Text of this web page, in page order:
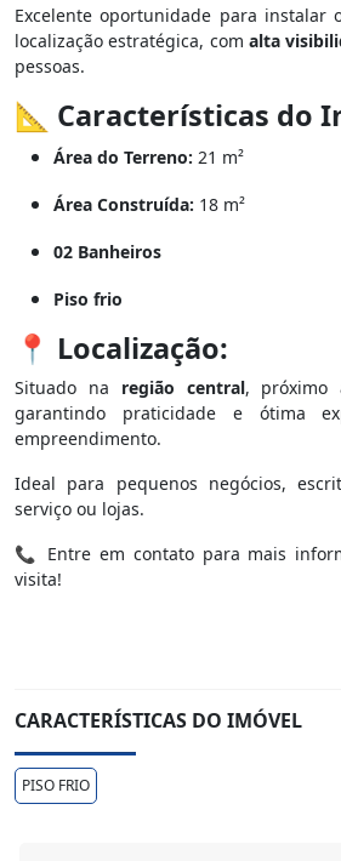
Excelente oportunidade para instalar
localização estratégica, com alta
pessoas.
📐 Características do
Área do Terreno: 21 m²
Área Construída: 18 m²
02 Banheiros
Piso frio
📍 Localização:
Situado na região central, próximo
garantindo praticidade e ótima
empreendimento.
Ideal para pequenos negócios,
serviço ou lojas.
📞 Entre em contato para mais
visita!
CARACTERÍSTICAS DO IMÓVEL
PISO FRIO